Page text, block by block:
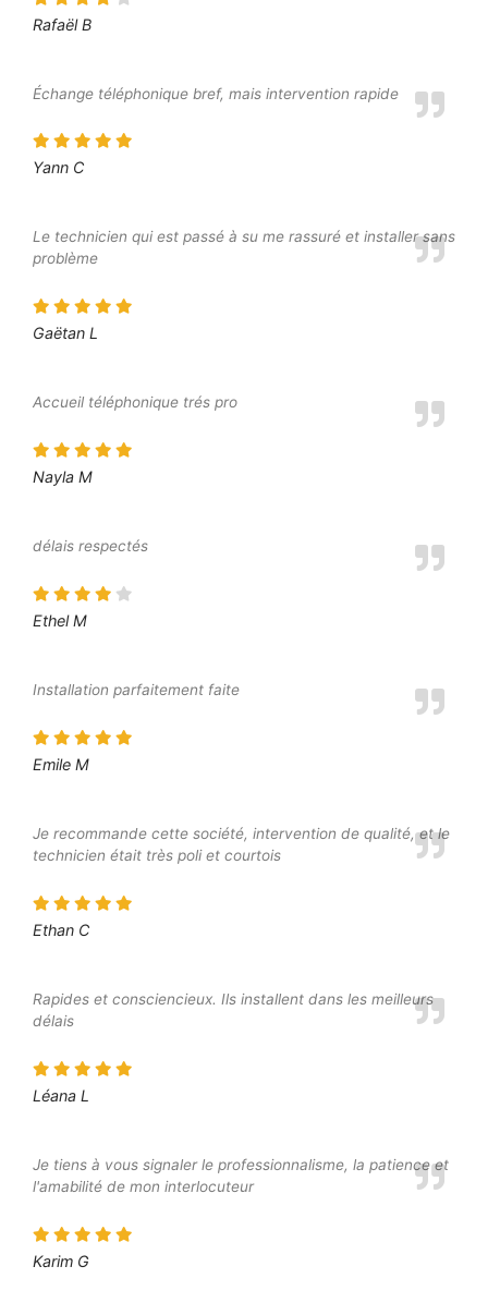
Rafaël B
Échange téléphonique bref, mais intervention rapide
Yann C
Le technicien qui est passé à su me rassuré et installer sans
problème
Gaëtan L
Accueil téléphonique trés pro
Nayla M
délais respectés
Ethel M
Installation parfaitement faite
Emile M
Je recommande cette société, intervention de qualité, et le
technicien était très poli et courtois
Ethan C
Rapides et consciencieux. Ils installent dans les meilleurs
délais
Léana L
Je tiens à vous signaler le professionnalisme, la patience et
l'amabilité de mon interlocuteur
Karim G